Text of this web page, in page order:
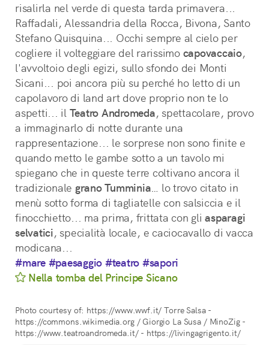
risalirla nel verde di questa tarda primavera...
Raffadali, Alessandria della Rocca, Bivona, Santo
Stefano Quisquina... Occhi sempre al cielo per
cogliere il volteggiare del rarissimo capovaccaio,
l'avvoltoio degli egizi, sullo sfondo dei Monti
Sicani... poi ancora più su perché ho letto di un
capolavoro di land art dove proprio non te lo
aspetti... il Teatro Andromeda, spettacolare, provo
a immaginarlo di notte durante una
rappresentazione... le sorprese non sono finite e
quando metto le gambe sotto a un tavolo mi
spiegano che in queste terre coltivano ancora il
tradizionale grano Tumminia… lo trovo citato in
menù sotto forma di tagliatelle con salsiccia e il
finocchietto... ma prima, frittata con gli asparagi
selvatici, specialità locale, e caciocavallo di vacca
modicana...
#mare #paesaggio #teatro #sapori
Nella tomba del Principe Sicano
Photo courtesy of: https://www.wwf.it/ Torre Salsa -
https://commons.wikimedia.org / Giorgio La Susa / MinoZig -
https://www.teatroandromeda.it/ - https://livingagrigento.it/